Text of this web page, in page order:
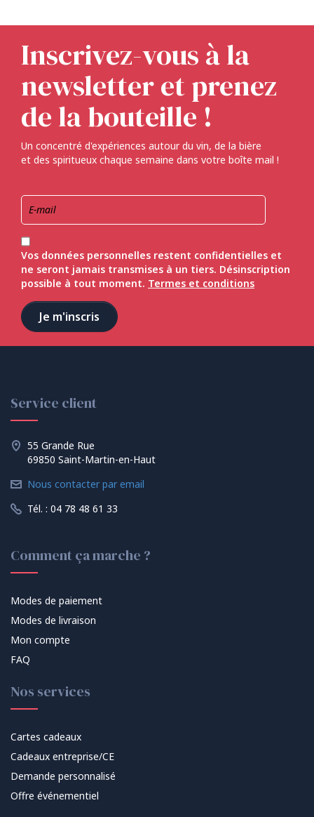
Inscrivez-vous à la
newsletter et prenez
de la bouteille !
Un concentré d'expériences autour du vin, de la bière
et des spiritueux chaque semaine dans votre boîte mail !
Vos données personnelles restent confidentielles et
ne seront jamais transmises à un tiers. Désinscription
possible à tout moment. Termes et conditions
Service client
55 Grande Rue
69850 Saint-Martin-en-Haut
Nous contacter par email
Tél. : 04 78 48 61 33
Comment ça marche ?
Modes de paiement
Modes de livraison
Mon compte
FAQ
Nos services
Cartes cadeaux
Cadeaux entreprise/CE
Demande personnalisé
Offre événementiel